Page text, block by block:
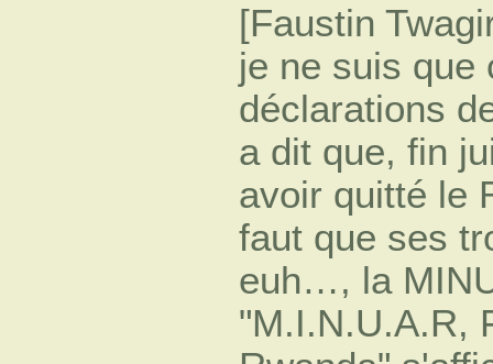
[Faustin
je ne suis que
déclarations
a dit que, fin
avoir quitté le
faut que ses
euh…, la
"M.I.N.U.A.R,